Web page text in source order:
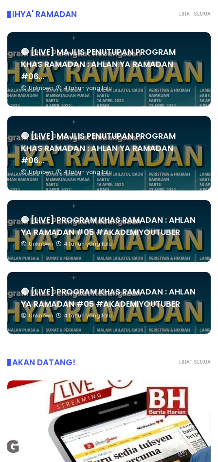
LIHAT SEMUA
IHYA' RAMADAN
🔴 [LIVE] MAJLIS PENUTUPAN PROGRAM
KHAS RAMADAN : AHLAN YA RAMADAN
#06...
Unknown 4 tahun yang lalu
🔴 [LIVE] MAJLIS PENUTUPAN PROGRAM
KHAS RAMADAN : AHLAN YA RAMADAN
#06...
Unknown 4 tahun yang lalu
🔴 [LIVE] PROGRAM KHAS RAMADAN : AHLAN
YA RAMADAN #05 #AKADEMIYOUTUBER
Unknown 4 tahun yang lalu
🔴 [LIVE] PROGRAM KHAS RAMADAN : AHLAN
YA RAMADAN #05 #AKADEMIYOUTUBER
Unknown 4 tahun yang lalu
LIHAT SEMUA
AKAN DATANG!